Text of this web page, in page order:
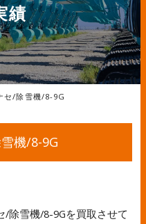
績
セ/除雪機/8-9G
機/8-9G
除雪機/8-9Gを買取させて